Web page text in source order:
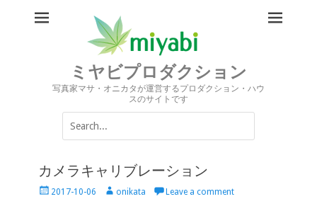
ミヤビプロダクション
写真家マサ・オニカタが運営するプロダクション・ハウ
スのサイトです
Search
for:
カメラキャリブレーション
Posted2017-10-06 Authoronikata Leave a comment